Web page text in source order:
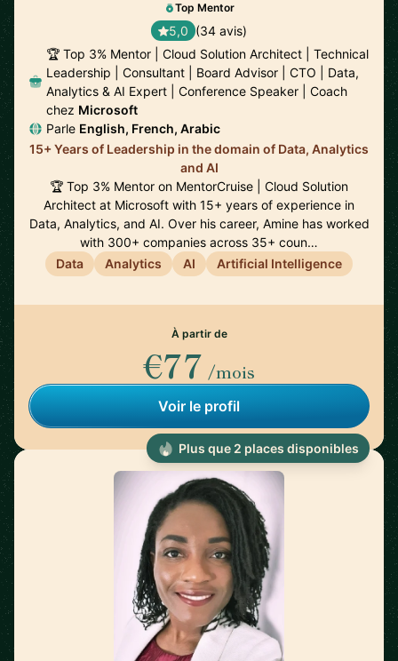
Top Mentor
5,0 (34 avis)
🏆 Top 3% Mentor | Cloud Solution Architect | Technical
Leadership | Consultant | Board Advisor | CTO | Data,
Analytics & AI Expert | Conference Speaker | Coach
chez Microsoft
Parle English, French, Arabic
15+ Years of Leadership in the domain of Data, Analytics
and AI
🏆 Top 3% Mentor on MentorCruise | Cloud Solution
Architect at Microsoft with 15+ years of experience in
Data, Analytics, and AI. Over his career, Amine has worked
with 300+ companies across 35+ coun…
Data
Analytics AI Artificial Intelligence
À partir de
€77 /mois
Voir le profil
Plus que 2 places disponibles